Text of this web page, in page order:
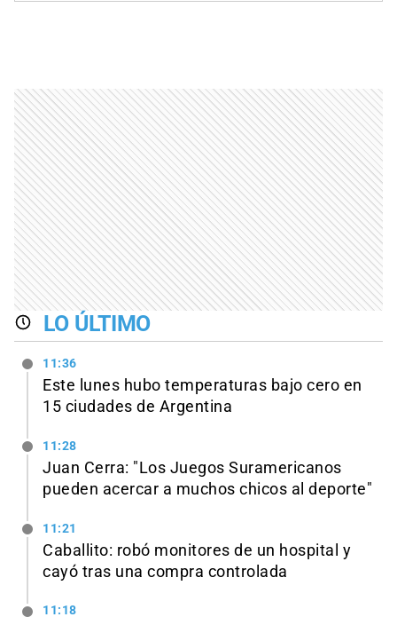
LO ÚLTIMO
11:36
Este lunes hubo temperaturas bajo cero en
15 ciudades de Argentina
11:28
Juan Cerra: "Los Juegos Suramericanos
pueden acercar a muchos chicos al deporte"
11:21
Caballito: robó monitores de un hospital y
cayó tras una compra controlada
11:18